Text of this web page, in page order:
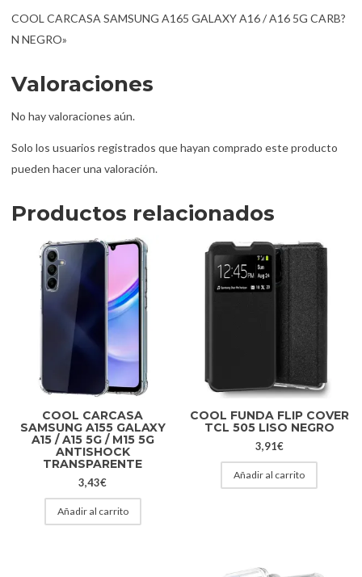
COOL CARCASA SAMSUNG A165 GALAXY A16 / A16 5G CARB?
N NEGRO»
Valoraciones
No hay valoraciones aún.
Solo los usuarios registrados que hayan comprado este producto
pueden hacer una valoración.
Productos relacionados
COOL CARCASA
SAMSUNG A155 GALAXY
A15 / A15 5G / M15 5G
ANTISHOCK
TRANSPARENTE
3,43€
Añadir al carrito
COOL FUNDA FLIP COVER
TCL 505 LISO NEGRO
3,91€
Añadir al carrito